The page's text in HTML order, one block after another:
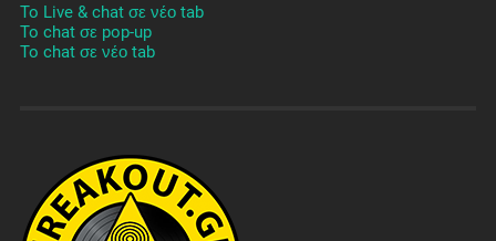
To Live & chat σε νέο tab
To chat σε pop-up
To chat σε νέο tab